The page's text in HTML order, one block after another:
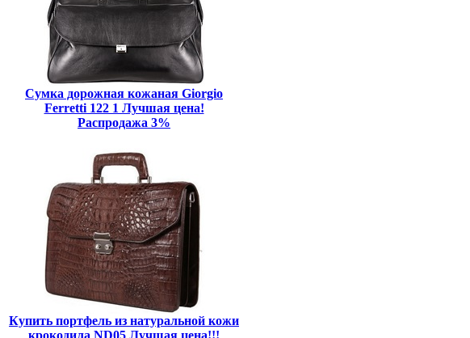
Сумка дорожная кожаная Giorgio
Ferretti 122 1 Лучшая цена!
Распродажа 3%
Купить портфель из натуральной кожи
крокодила ND05 Лучшая цена!!!